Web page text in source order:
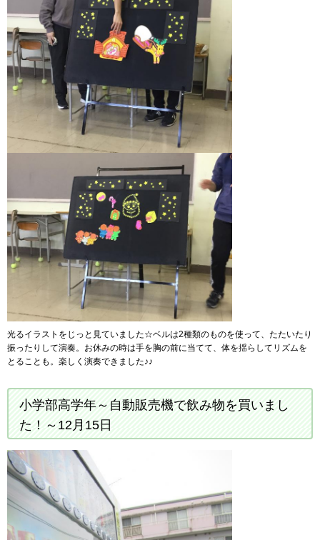
光るイラストをじっと見ていました☆ベルは2種類のものを使って、たたいたり
振ったりして演奏。お休みの時は手を胸の前に当てて、体を揺らしてリズムを
とることも。楽しく演奏できました♪♪
小学部高学年～自動販売機で飲み物を買いまし
た！～12月15日